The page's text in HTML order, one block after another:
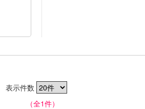
表示件数
（全1件）